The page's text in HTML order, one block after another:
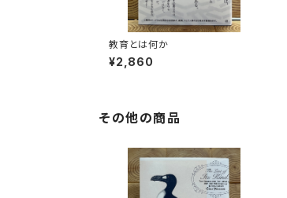
教育とは何か
¥2,860
その他の商品